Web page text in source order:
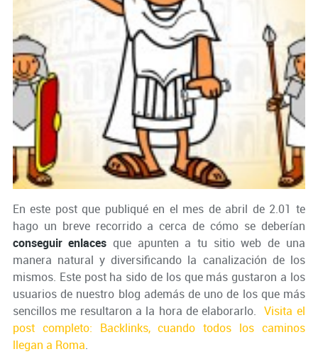
En este post que publiqué en el mes de abril de 2.01 te
hago un breve recorrido a cerca de cómo se deberían
conseguir enlaces que apunten a tu sitio web de una
manera natural y diversificando la canalización de los
mismos. Este post ha sido de los que más gustaron a los
usuarios de nuestro blog además de uno de los que más
sencillos me resultaron a la hora de elaborarlo. Visita el
post completo: Backlinks, cuando todos los caminos
llegan a Roma.